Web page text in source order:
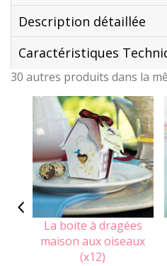
Description détaillée
Caractéristiques
30 autres produits dans la
La boite à dragées
maison aux oiseaux
(x12)